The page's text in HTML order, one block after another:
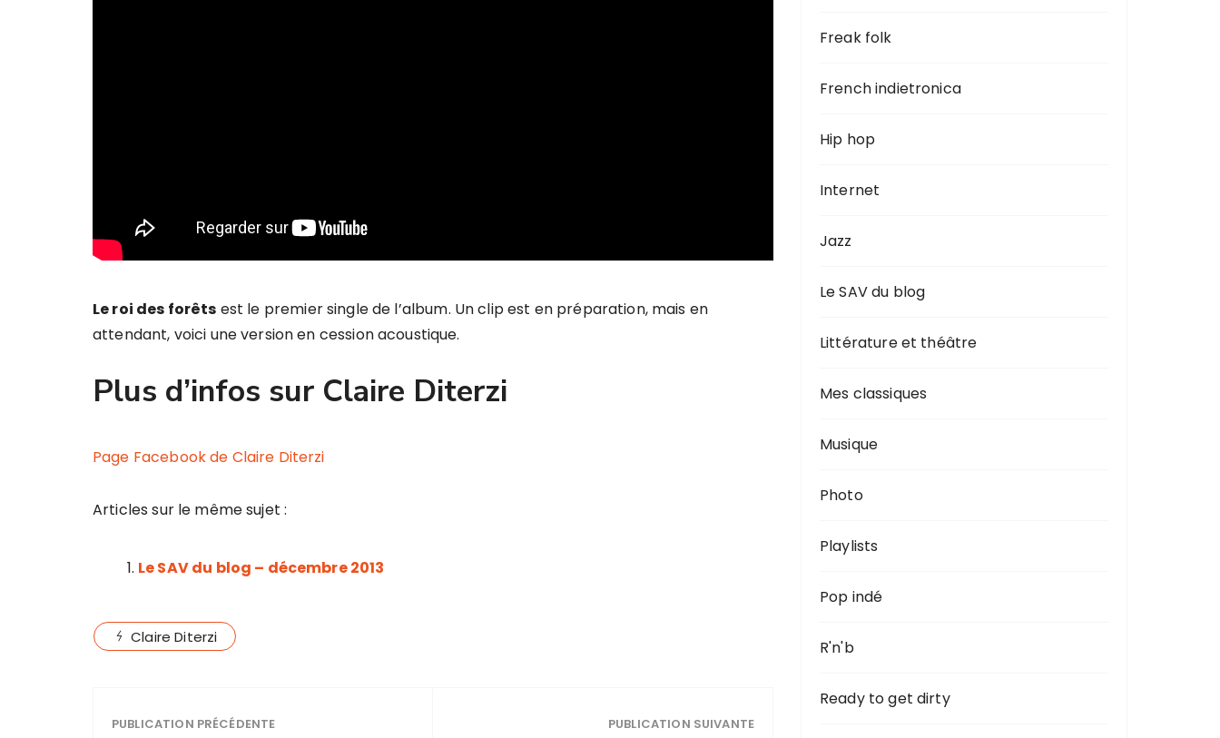
Le roi des forêts est le premier single de l’album. Un clip est en préparation, mais en
attendant, voici une version en cession acoustique.
Plus d’infos sur Claire Diterzi
Page Facebook de Claire Diterzi
Articles sur le même sujet :
Le SAV du blog – décembre 2013
Claire Diterzi
PUBLICATION PRÉCÉDENTE PUBLICATION SUIVANTE
Freak folk
French indietronica
Hip hop
Internet
Jazz
Le SAV du blog
Littérature et théâtre
Mes classiques
Musique
Photo
Playlists
Pop indé
R'n'b
Ready to get dirty